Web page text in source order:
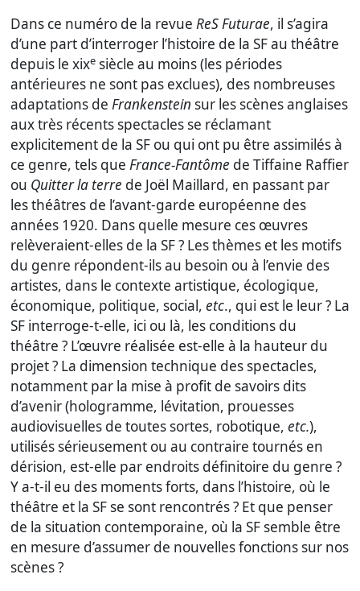
Dans ce numéro de la revue ReS Futurae, il s’agira
d’une part d’interroger l’histoire de la SF au théâtre
depuis le xixesiècle au moins (les périodes
antérieures ne sont pas exclues), des nombreuses
adaptations de Frankenstein sur les scènes anglaises
aux très récents spectacles se réclamant
explicitement de la SF ou qui ont pu être assimilés à
ce genre, tels que France-Fantôme de Tiffaine Raffier
ou Quitter la terre de Joël Maillard, en passant par
les théâtres de l’avant-garde européenne des
années 1920. Dans quelle mesure ces œuvres
relèveraient-elles de la SF ? Les thèmes et les motifs
du genre répondent-ils au besoin ou à l’envie des
artistes, dans le contexte artistique, écologique,
économique, politique, social, etc., qui est le leur ? La
SF interroge-t-elle, ici ou là, les conditions du
théâtre ? L’œuvre réalisée est-elle à la hauteur du
projet ? La dimension technique des spectacles,
notamment par la mise à profit de savoirs dits
d’avenir (hologramme, lévitation, prouesses
audiovisuelles de toutes sortes, robotique, etc.),
utilisés sérieusement ou au contraire tournés en
dérision, est-elle par endroits définitoire du genre ?
Y a-t-il eu des moments forts, dans l’histoire, où le
théâtre et la SF se sont rencontrés ? Et que penser
de la situation contemporaine, où la SF semble être
en mesure d’assumer de nouvelles fonctions sur nos
scènes ?